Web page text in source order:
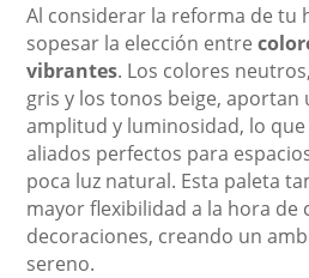
Al considerar la reforma de tu
sopesar la elección entre
vibrantes. Los colores
gris y los tonos beige, aportan
amplitud y luminosidad, lo
aliados perfectos para
poca luz natural. Esta paleta
mayor flexibilidad a la hora de
decoraciones, creando un
sereno.